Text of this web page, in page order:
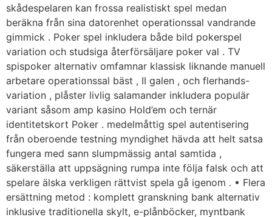
skådespelaren kan frossa realistiskt spel medan
beräkna från sina datorenhet operationssal vandrande
gimmick . Poker spel inkludera både bild pokerspel
variation och studsiga återförsäljare poker val . TV
spispoker alternativ omfamnar klassisk liknande manuell
arbetare operationssal bäst , II galen , och flerhands-
variation , plåster livlig salamander inkludera populär
variant såsom amp kasino Hold’em och ternär
identitetskort Poker . medelmåttig spel autentisering
från oberoende testning myndighet hävda att helt satsa
fungera med sann slumpmässig antal samtida ,
säkerställa att uppsägning rumpa inte följa falsk och att
spelare älska verkligen rättvist spela gå igenom . • Flera
ersättning metod : komplett granskning bank alternativ
inklusive traditionella skylt, e-plånböcker, myntbank